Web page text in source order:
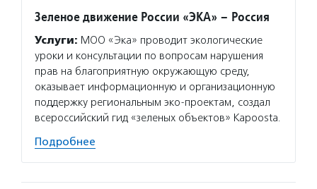
Зеленое движение России «ЭКА» – Россия
Услуги: МОО «Эка» проводит экологические
уроки и консультации по вопросам нарушения
прав на благоприятную окружающую среду,
оказывает информационную и организационную
поддержку региональным эко-проектам, создал
всероссийский гид «зеленых объектов» Kapoosta.
Подробнее